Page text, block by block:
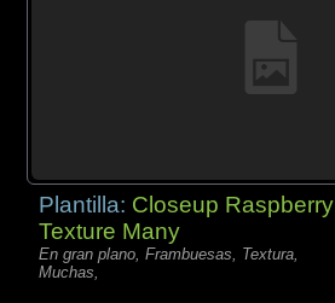
Plantilla: Closeup Raspberry
Texture Many
En gran plano, Frambuesas, Textura,
Muchas,